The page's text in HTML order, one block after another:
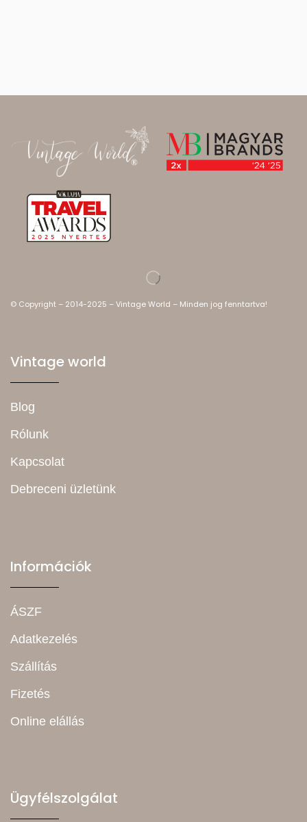
© Copyright – 2014-2025 – Vintage World – Minden jog fenntartva!
Vintage world
Blog
Rólunk
Kapcsolat
Debreceni üzletünk
Információk
ÁSZF
Adatkezelés
Szállítás
Fizetés
Online elállás
Ügyfélszolgálat